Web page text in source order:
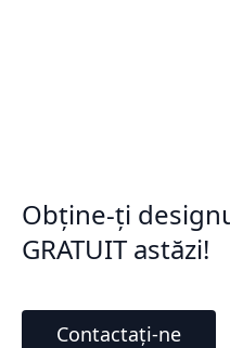
Obține-ți
GRATUIT astăzi!
Contactați-ne